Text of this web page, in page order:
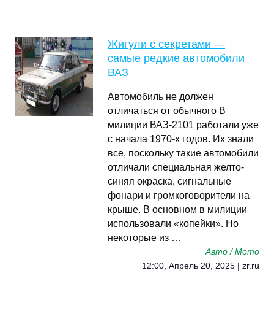
Жигули с секретами —
самые редкие автомобили
ВАЗ
Автомобиль не должен
отличаться от обычного В
милиции ВАЗ-2101 работали уже
с начала 1970-х годов. Их знали
все, поскольку такие автомобили
отличали специальная желто-
синяя окраска, сигнальные
фонари и громкоговорители на
крыше. В основном в милиции
использовали «копейки». Но
некоторые из …
Авто / Мото
12:00, Апрель 20, 2025 | zr.ru